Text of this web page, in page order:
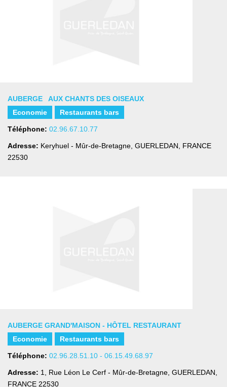
AUBERGE AUX CHANTS DES OISEAUX
Economie
Restaurants bars
Téléphone: 02.96.67.10.77
Adresse: Keryhuel - Mûr-de-Bretagne GUERLEDAN, FRANCE
22530
AUBERGE GRAND'MAISON - HÔTEL RESTAURANT
Economie
Restaurants bars
Téléphone: 02.96.28.51.10 - 06.15.49.68.97
Adresse: 1, Rue Léon Le Cerf - Mûr-de-Bretagne GUERLEDAN,
FRANCE 22530